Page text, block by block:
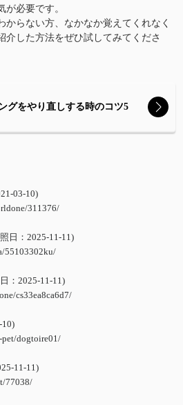
が必要です。
からない方、なかなか覚えてくれなく
介した方法をぜひ試してみてくださ
グをやり直しする時のコツ5
03-10)
311376/
日：2025-11-11)
55103302ku/
：2025-11-11)
cs33ea8ca6d7/
10)
dogtoire01/
11-11)
77038/